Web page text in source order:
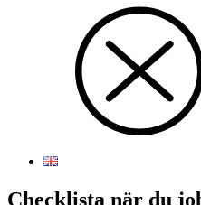
Checklista när du